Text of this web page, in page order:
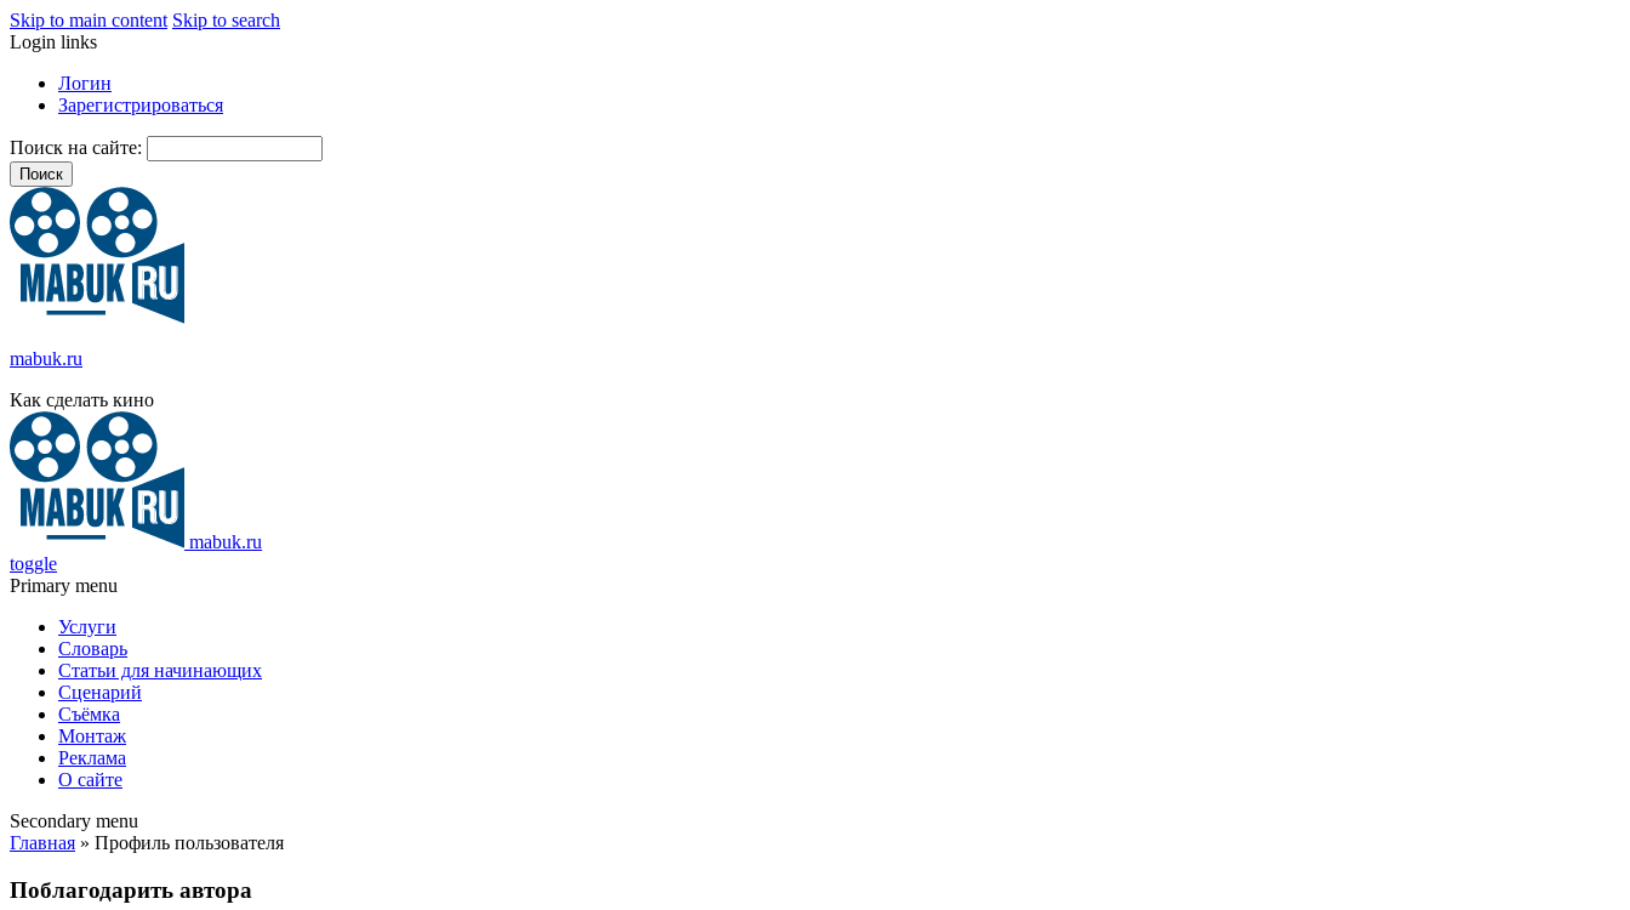
Skip to main content Skip to search
Login links
Логин
Зарегистрироваться
Поиск на сайте:
mabuk.ru
Как сделать кино
mabuk.ru
toggle
Primary menu
Услуги
Словарь
Статьи для начинающих
Сценарий
Съёмка
Монтаж
Реклама
О сайте
Secondary menu
Главная » Профиль пользователя
Поблагодарить автора